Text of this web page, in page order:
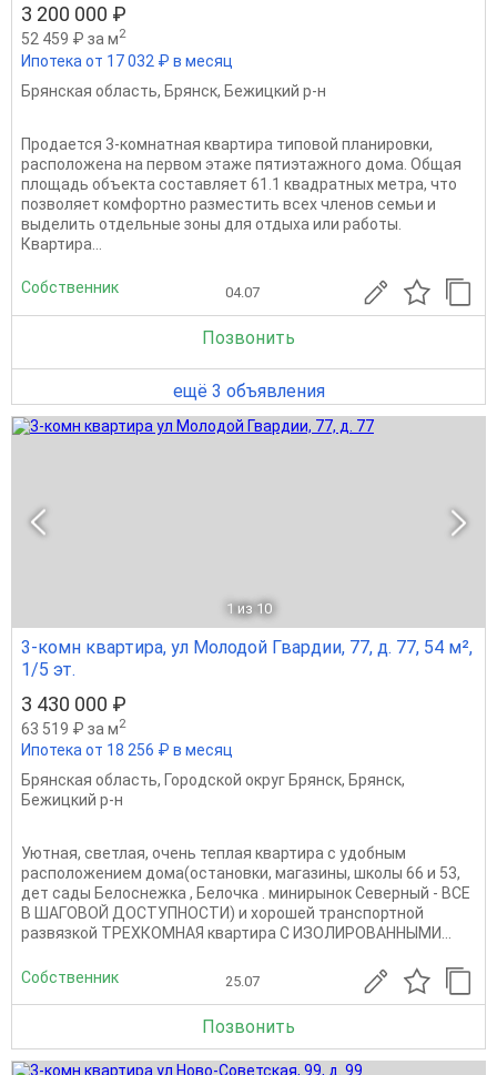
3 200 000 ₽
52 459 ₽ за м2
Ипотека от 17 032 ₽ в месяц
Брянская область, Брянск, Бежицкий р-н
Продается 3-комнатная квартира типовой планировки,
расположена на первом этаже пятиэтажного дома. Общая
площадь объекта составляет 61.1 квадратных метра, что
позволяет комфортно разместить всех членов семьи и
выделить отдельные зоны для отдыха или работы.
Квартира...
Собственник 04.07
Позвонить
ещё 3 объявления
1 из 10
3-комн квартира, ул Молодой Гвардии, 77, д. 77, 54 м²,
1/5 эт.
3 430 000 ₽
63 519 ₽ за м2
Ипотека от 18 256 ₽ в месяц
Брянская область, Городской округ Брянск, Брянск,
Бежицкий р-н
Уютная, светлая, очень теплая квартира с удобным
расположением дома(остановки, магазины, школы 66 и 53,
дет сады Белоснежка , Белочка . минирынок Северный - ВСЕ
В ШАГОВОЙ ДОСТУПНОСТИ) и хорошей транспортной
развязкой ТРЕХКОМНАЯ квартира С ИЗОЛИРОВАННЫМИ...
Собственник 25.07
Позвонить